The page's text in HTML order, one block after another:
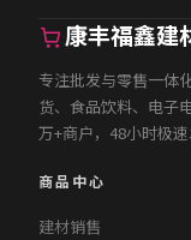
康丰福鑫建
专注批发与零售一体
货、食品饮料、电子
万+商户，48小时极速
商品中心
建材销售